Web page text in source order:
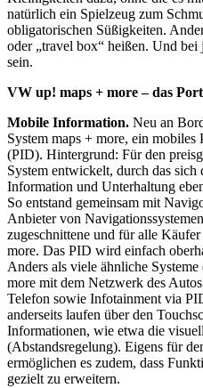
natürlich ein Spielzeug zum
obligatorischen Süßigkeiten.
oder „travel box“ heißen. Und
sein.
VW up! maps + more – das
Mobile Information. Neu an
System maps + more, ein
(PID). Hintergrund: Für den
System entwickelt, durch das
Information und Unterhaltung
So entstand gemeinsam mit
Anbieter von
zugeschnittene und für alle
more. Das PID wird einfach
Anders als viele ähnliche
more mit dem Netzwerk des
Telefon sowie Infotainment via
anderseits laufen über den
Informationen, wie etwa die
(Abstandsregelung). Eigens für
ermöglichen es zudem, dass
gezielt zu erweitern.